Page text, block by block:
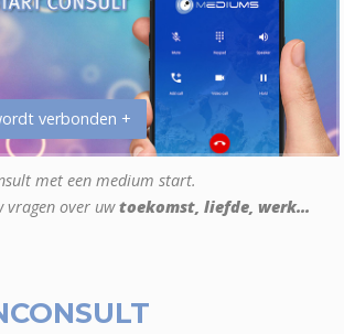
verbonden +
met een medium start.
vragen over uwtoekomst, liefde, werk...